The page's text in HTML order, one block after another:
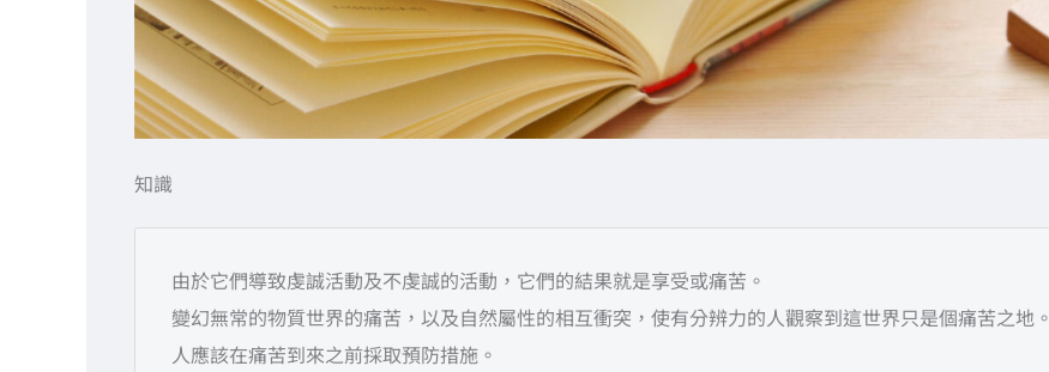
知識
由於它們導致虔誠活動及不虔誠的活動，它們的結果就是享受或痛苦。
變幻無常的物質世界的痛苦，以及自然屬性的相互衝突，使有分辨力的人觀察到這世界只是個痛苦之地。
人應該在痛苦到來之前採取預防措施。